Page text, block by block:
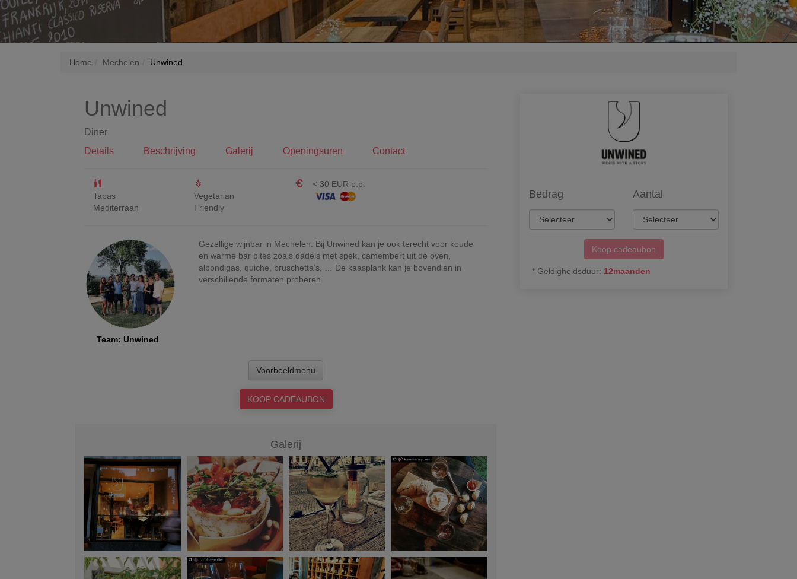
Home Mechelen Unwined
Unwined
Diner
Details
Beschrijving Galerij Openingsuren Contact
Tapas
Mediterraan
Vegetarian
Friendly
< 30 EUR p.p.
Team: Unwined
Gezellige wijnbar in Mechelen. Bij Unwined kan je ook terecht voor koude
en warme bar bites zoals dadels met spek, camembert uit de oven,
albondigas, quiche, bruschetta’s, … De kaasplank kan je bovendien in
verschillende formaten proberen.
Voorbeeldmenu
KOOP CADEAUBON
Galerij
Bedrag Aantal
Koop cadeaubon
* Geldigheidsduur: 12maanden